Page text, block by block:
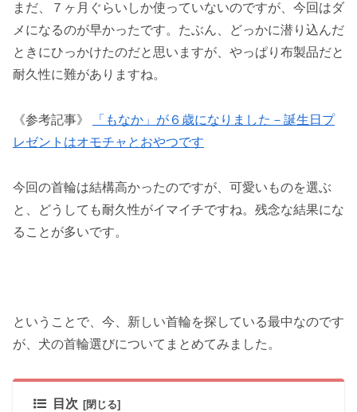
まだ、７ヶ月ぐらいしか使っていないのですが、今回はダ
メになるのが早かったです。たぶん、どっかに潜り込んだ
ときにひっかけたのだと思いますが、やっぱり布製品だと
耐久性に難がありますね。
《参考記事》 「もなか」が６歳になりました－誕生日プ
レゼントはオモチャとおやつです
今回の首輪は結構高かったのですが、可愛いものを選ぶ
と、どうしても耐久性がイマイチですね。残念な結果にな
ることが多いです。
ということで、今、新しい首輪を探している最中なのです
が、犬の首輪選びについてまとめてみました。
目次